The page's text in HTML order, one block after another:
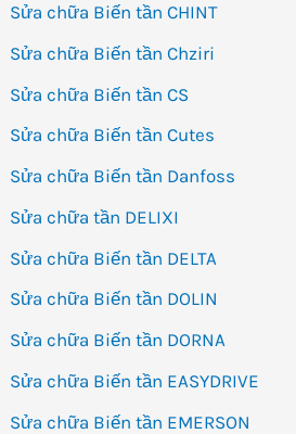
Sửa chữa Biến tần CHINT
Sửa chữa Biến tần Chziri
Sửa chữa Biến tần CS
Sửa chữa Biến tần Cutes
Sửa chữa Biến tần Danfoss
Sửa chữa tần DELIXI
Sửa chữa Biến tần DELTA
Sửa chữa Biến tần DOLIN
Sửa chữa Biến tần DORNA
Sửa chữa Biến tần EASYDRIVE
Sửa chữa Biến tần EMERSON